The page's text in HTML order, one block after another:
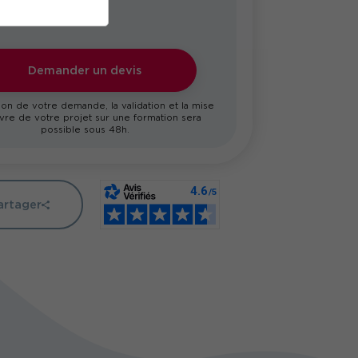
Demander un devis
de votre demande, la validation et la mise
de votre projet sur une formation sera
possible sous 48h.